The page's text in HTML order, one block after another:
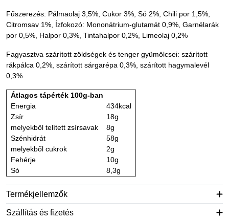
Fűszerezés: Pálmaolaj 3,5%, Cukor 3%, Só 2%, Chili por 1,5%,
Citromsav 1%, Ízfokozó: Mononátrium-glutamát 0,9%, Garnélarák
por 0,5%, Halpor 0,3%, Tintahalpor 0,2%, Limeolaj 0,2%
Fagyasztva szárított zöldségek és tenger gyümölcsei: szárított
rákpálca 0,2%, szárított sárgarépa 0,3%, szárított hagymalevél
0,3%
Átlagos tápérték 100g-ban
Energia
434kcal
Zsír
18g
melyekből telített zsírsavak
8g
Szénhidrát
58g
melyekből cukrok
2g
Fehérje
10g
Só
8,3g
Termékjellemzők
Szállítás és fizetés